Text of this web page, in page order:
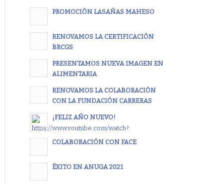
PROMOCIÓN LASAÑAS MAHESO
RENOVAMOS LA CERTIFICACIÓN
BRCGS
PRESENTAMOS NUEVA IMAGEN EN
ALIMENTARIA
RENOVAMOS LA COLABORACIÓN
CON LA FUNDACIÓN CARRERAS
¡FELIZ AÑO NUEVO!
COLABORACIÓN CON FACE
ÉXITO EN ANUGA 2021